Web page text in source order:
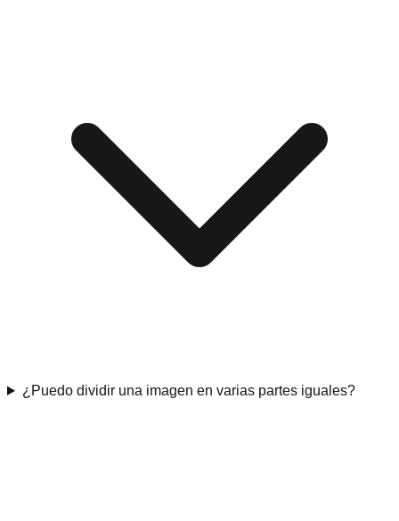
¿Puedo dividir una imagen en varias partes iguales?